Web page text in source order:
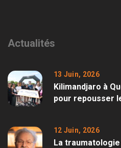
Actualités
13 Juin, 2026
Kilimandjaro à
pour repousser
12 Juin, 2026
La